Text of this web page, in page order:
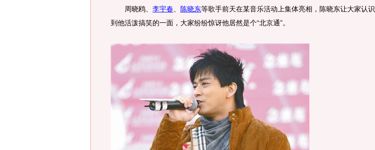
周晓鸥、 李宇春 陈晓东等歌手前天在某音乐活动上集体亮相，陈晓东让大家认识
到他活泼搞笑的一面，大家纷纷惊讶他居然是个“北京通”。